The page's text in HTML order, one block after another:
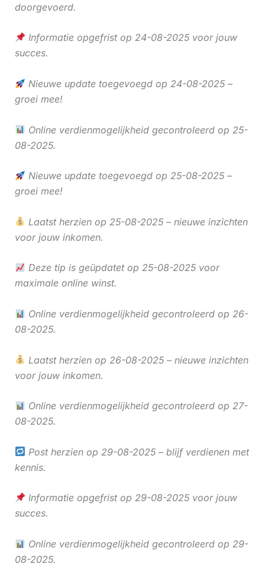
doorgevoerd.
Informatie opgefrist op 24-08-2025 voor jouw
succes.
Nieuwe update toegevoegd op 24-08-2025 –
groei mee!
Online verdienmogelijkheid gecontroleerd op 25-
08-2025.
Nieuwe update toegevoegd op 25-08-2025 –
groei mee!
Laatst herzien op 25-08-2025 – nieuwe inzichten
voor jouw inkomen.
Deze tip is geüpdatet op 25-08-2025 voor
maximale online winst.
Online verdienmogelijkheid gecontroleerd op 26-
08-2025.
Laatst herzien op 26-08-2025 – nieuwe inzichten
voor jouw inkomen.
Online verdienmogelijkheid gecontroleerd op 27-
08-2025.
Post herzien op 29-08-2025 – blijf verdienen met
kennis.
Informatie opgefrist op 29-08-2025 voor jouw
succes.
Online verdienmogelijkheid gecontroleerd op 29-
08-2025.